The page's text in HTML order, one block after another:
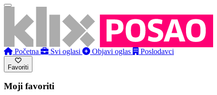
Početna Svi oglasi Objavi oglas Poslodavci
Favoriti
Moji favoriti